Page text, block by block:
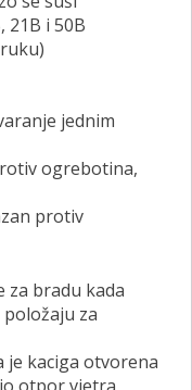
21B i 50B
jednim
ogrebotina,
protiv
za bradu kada
za
je kaciga otvorena